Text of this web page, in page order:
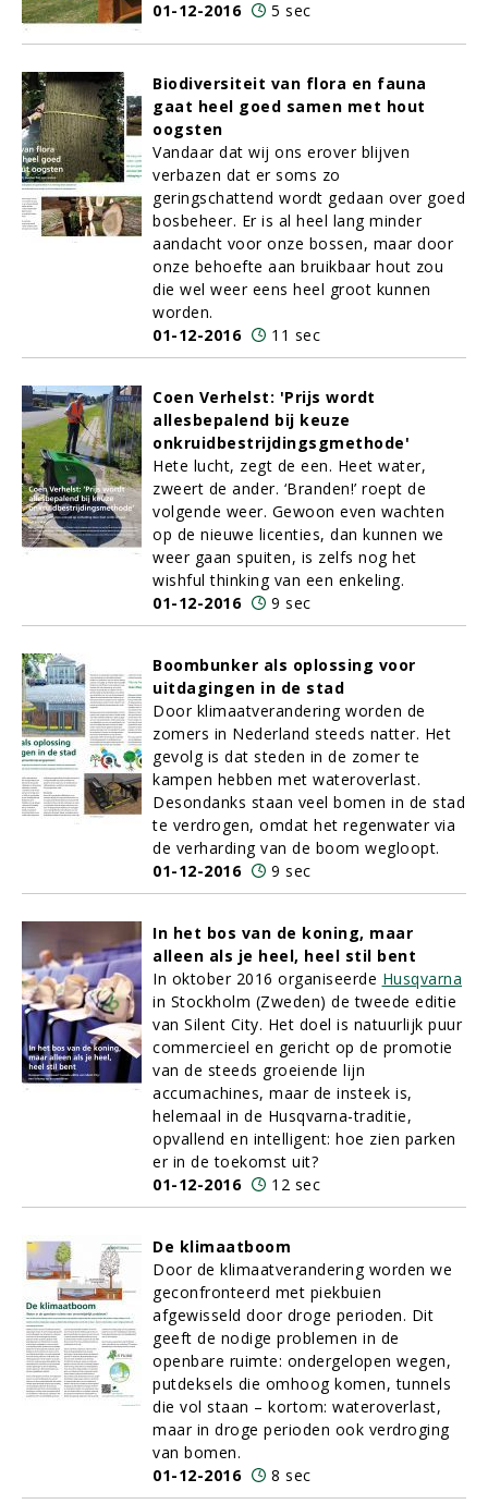
01-12-2016 5 sec
Biodiversiteit van flora en fauna
gaat heel goed samen met hout
oogsten
Vandaar dat wij ons erover blijven
verbazen dat er soms zo
geringschattend wordt gedaan over goed
bosbeheer. Er is al heel lang minder
aandacht voor onze bossen, maar door
onze behoefte aan bruikbaar hout zou
die wel weer eens heel groot kunnen
worden.
01-12-2016
11 sec
Coen Verhelst: 'Prijs wordt
allesbepalend bij keuze
onkruidbestrijdingsgmethode'
Hete lucht, zegt de een. Heet water,
zweert de ander. ‘Branden!’ roept de
volgende weer. Gewoon even wachten
op de nieuwe licenties, dan kunnen we
weer gaan spuiten, is zelfs nog het
wishful thinking van een enkeling.
01-12-2016
9 sec
Boombunker als oplossing voor
uitdagingen in de stad
Door klimaatverandering worden de
zomers in Nederland steeds natter. Het
gevolg is dat steden in de zomer te
kampen hebben met wateroverlast.
Desondanks staan veel bomen in de stad
te verdrogen, omdat het regenwater via
de verharding van de boom wegloopt.
01-12-2016
9 sec
In het bos van de koning, maar
alleen als je heel, heel stil bent
In oktober 2016 organiseerde Husqvarna
in Stockholm (Zweden) de tweede editie
van Silent City. Het doel is natuurlijk puur
commercieel en gericht op de promotie
van de steeds groeiende lijn
accumachines, maar de insteek is,
helemaal in de Husqvarna-traditie,
opvallend en intelligent: hoe zien parken
er in de toekomst uit?
01-12-2016
12 sec
De klimaatboom
Door de klimaatverandering worden we
geconfronteerd met piekbuien
afgewisseld door droge perioden. Dit
geeft de nodige problemen in de
openbare ruimte: ondergelopen wegen,
putdeksels die omhoog komen, tunnels
die vol staan – kortom: wateroverlast,
maar in droge perioden ook verdroging
van bomen.
01-12-2016
8 sec